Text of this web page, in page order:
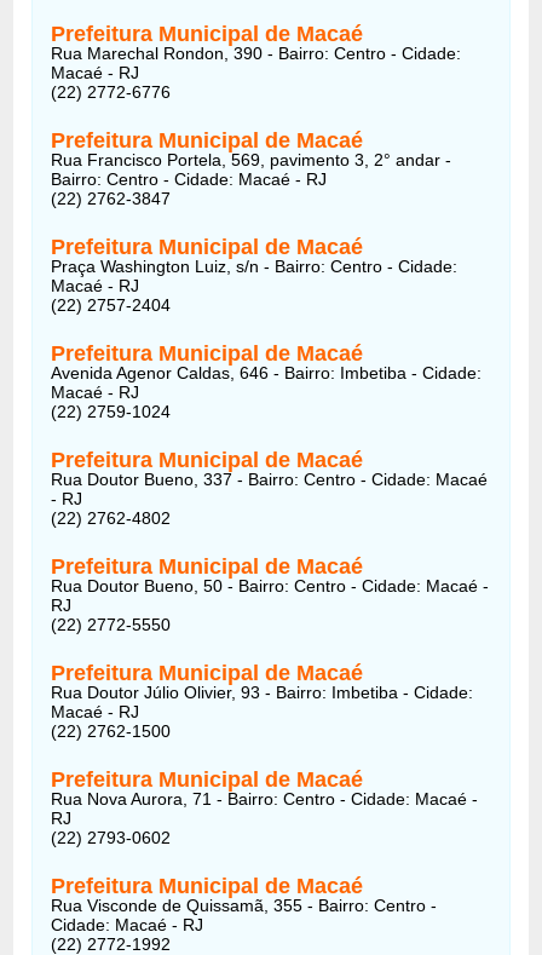
Prefeitura Municipal de Macaé
Rua Marechal Rondon, 390 - Bairro: Centro - Cidade:
Macaé - RJ
(22) 2772-6776
Prefeitura Municipal de Macaé
Rua Francisco Portela, 569, pavimento 3, 2° andar -
Bairro: Centro - Cidade: Macaé - RJ
(22) 2762-3847
Prefeitura Municipal de Macaé
Praça Washington Luiz, s/n - Bairro: Centro - Cidade:
Macaé - RJ
(22) 2757-2404
Prefeitura Municipal de Macaé
Avenida Agenor Caldas, 646 - Bairro: Imbetiba - Cidade:
Macaé - RJ
(22) 2759-1024
Prefeitura Municipal de Macaé
Rua Doutor Bueno, 337 - Bairro: Centro - Cidade: Macaé
- RJ
(22) 2762-4802
Prefeitura Municipal de Macaé
Rua Doutor Bueno, 50 - Bairro: Centro - Cidade: Macaé -
RJ
(22) 2772-5550
Prefeitura Municipal de Macaé
Rua Doutor Júlio Olivier, 93 - Bairro: Imbetiba - Cidade:
Macaé - RJ
(22) 2762-1500
Prefeitura Municipal de Macaé
Rua Nova Aurora, 71 - Bairro: Centro - Cidade: Macaé -
RJ
(22) 2793-0602
Prefeitura Municipal de Macaé
Rua Visconde de Quissamã, 355 - Bairro: Centro -
Cidade: Macaé - RJ
(22) 2772-1992